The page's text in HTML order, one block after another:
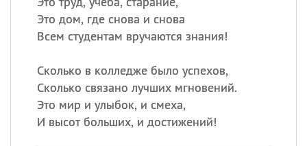
Это дом, где снова и снова
Всем студентам вручаются знания!
Сколько в колледже было успехов,
Сколько связано лучших мгновений.
Это мир и улыбок, и смеха,
И высот больших, и достижений!
больных
09.08 День книголюбов (Book
ИМЕНА
Сегодня празднуют именины